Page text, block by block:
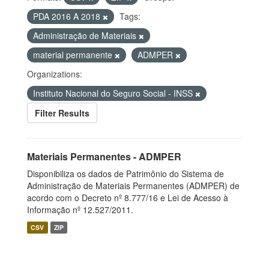
PDA 2016 A 2018
Tags:
Administração de Materiais
material permanente
ADMPER
Organizations:
Instituto Nacional do Seguro Social - INSS
Filter Results
Materiais Permanentes - ADMPER
Disponibiliza os dados de Patrimônio do Sistema de
Administração de Materiais Permanentes (ADMPER) de
acordo com o Decreto nº 8.777/16 e Lei de Acesso à
Informação nº 12.527/2011.
CSV ZIP